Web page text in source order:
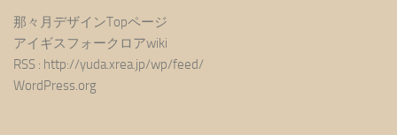
那々月デザインTopページ
アイギスフォークロアwiki
RSS : http://yuda.xrea.jp/wp/feed/
WordPress.org